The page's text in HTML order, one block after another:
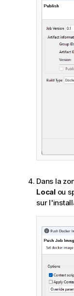
Dans la
Localou
sur